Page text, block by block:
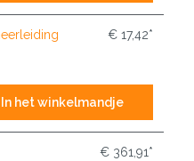
€ 17,42*
In het winkelmandje
€ 361,91*